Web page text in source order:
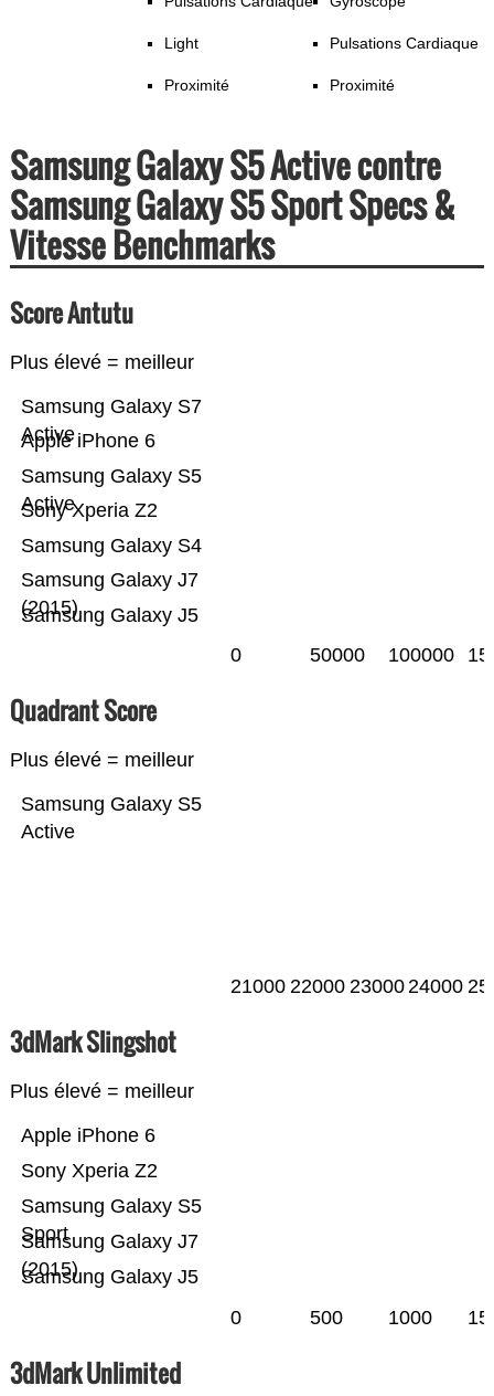
Light
Proximité
Pulsations Cardiaque
Proximité
Samsung Galaxy S5 Active contre
Samsung Galaxy S5 Sport Specs &
Vitesse Benchmarks
Score Antutu
Plus élevé = meilleur
Samsung Galaxy J5
Samsung Galaxy J7
(2015)
Samsung Galaxy S4
Sony Xperia Z2
Samsung Galaxy S5
Active
Apple iPhone 6
Samsung Galaxy S7
Active
0 50000 100000
Quadrant Score
Plus élevé = meilleur
Samsung Galaxy S5
Active
21000 22000 2300024000
3dMark Slingshot
Plus élevé = meilleur
Samsung Galaxy J5
Samsung Galaxy J7
(2015)
Samsung Galaxy S5
Sport
Sony Xperia Z2
Apple iPhone 6
0 500 1000
3dMark Unlimited